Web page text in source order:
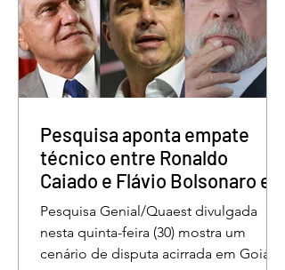
Pesquisa aponta Daniel
Vilela na liderança da
disputa pelo Governo
de Goiás
Pesquisa aponta empate
técnico entre Ronaldo
Caiado e Flávio Bolsonaro em
Goiás
Pesquisa Genial/Quaest divulgada
nesta quinta-feira (30) mostra um
cenário de disputa acirrada em Goiás